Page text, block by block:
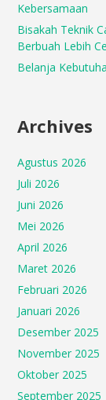
Kebersamaan
Bisakah Teknik
Berbuah Lebih
Belanja
Archives
Agustus 2026
Juli 2026
Juni 2026
Mei 2026
April 2026
Maret 2026
Februari 2026
Januari 2026
Desember 2025
November 2025
Oktober 2025
September 2025